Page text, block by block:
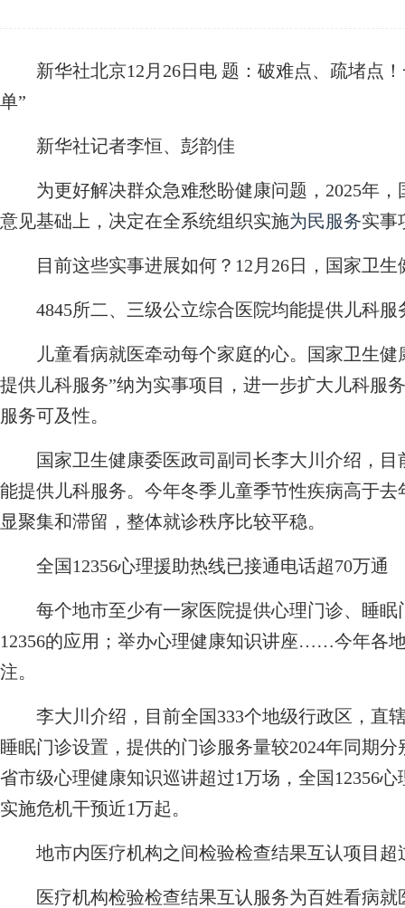
新华社北京12月26日电 题：破难点、疏堵点
单”
新华社记者李恒、彭韵佳
为更好解决群众急难愁盼健康问题，2025年，
意见基础上，决定在全系统组织实施为民服务实事
目前这些实事进展如何？12月26日，国家卫生
4845所二、三级公立综合医院均能提供儿科服
儿童看病就医牵动每个家庭的心。国家卫生健
提供儿科服务”纳为实事项目，进一步扩大儿科服
服务可及性。
国家卫生健康委医政司副司长李大川介绍，目
能提供儿科服务。今年冬季儿童季节性疾病高于
显聚集和滞留，整体就诊秩序比较平稳。
全国12356心理援助热线已接通电话超70万通
每个地市至少有一家医院提供心理门诊、睡眠
12356的应用；举办心理健康知识讲座……今年各
注。
李大川介绍，目前全国333个地级行政区，直
睡眠门诊设置，提供的门诊服务量较2024年同期
省市级心理健康知识巡讲超过1万场，全国12356
实施危机干预近1万起。
地市内医疗机构之间检验检查结果互认项目超
医疗机构检验检查结果互认服务为百姓看病就